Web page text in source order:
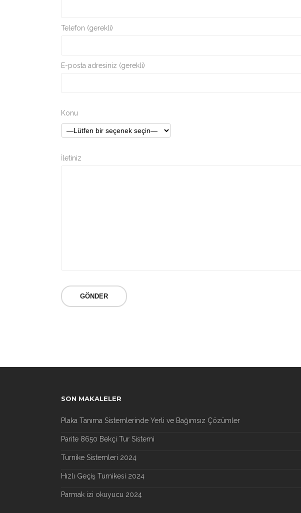
Telefon (gerekli)
E-posta adresiniz (gerekli)
Konu
İletiniz
SON MAKALELER
Plaka Tanıma Sistemlerinde Yerli ve Bağımsız Çözümler
Parite 8650 Bekçi Tur Sistemi
Turnike Sistemleri 2024
Hızlı Geçiş Turnikesi 2024
Parmak izi okuyucu 2024